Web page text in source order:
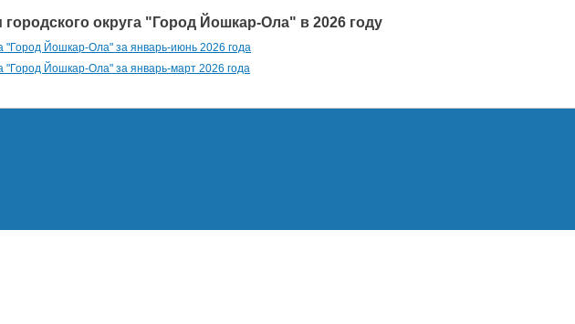
округа "Город Йошкар-Ола" в 2026 году
"Город Йошкар-Ола" за январь-июнь 2026 года
"Город Йошкар-Ола" за январь-март 2026 года